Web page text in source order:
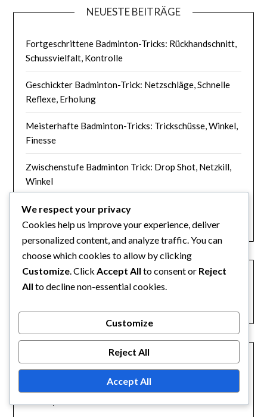
NEUESTE BEITRÄGE
Fortgeschrittene Badminton-Tricks: Rückhandschnitt,
Schussvielfalt, Kontrolle
Geschickter Badminton-Trick: Netzschläge, Schnelle
Reflexe, Erholung
Meisterhafte Badminton-Tricks: Trickschüsse, Winkel,
Finesse
Zwischenstufe Badminton Trick: Drop Shot, Netzkill,
Winkel
Elite Badminton Tricks: Rückhandschlag, Präzision,
Finesse
SUCHE
SEARCH
ARCHIV
February 2026
We respect your privacy
Cookies help us improve your experience, deliver
personalized content, and analyze traffic. You can
choose which cookies to allow by clicking
Customize . Click Accept All to consent or Reject
All to decline non-essential cookies.
Customize
Reject All
Accept All